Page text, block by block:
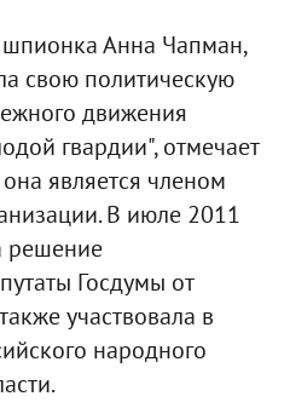
Анна Чапман,
свою политическую
движения
гвардии", отмечает
является членом
В июле 2011
решение
Госдумы от
участвовала в
народного